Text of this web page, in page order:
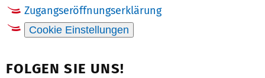
Zugangseröffnungserklärung
Cookie Einstellungen
FOLGEN SIE UNS!